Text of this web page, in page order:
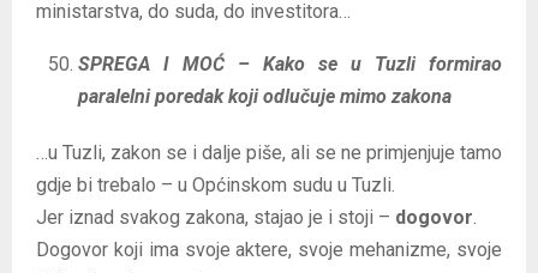
ministarstva, do suda, do investitora…
SPREGA I MOĆ – Kako se u Tuzli formirao
paralelni poredak koji odlučuje mimo zakona
…u Tuzli, zakon se i dalje piše, ali se ne primjenjuje tamo
gdje bi trebalo – u Općinskom sudu u Tuzli.
Jer iznad svakog zakona, stajao je i stoji – dogovor
Dogovor koji ima svoje aktere, svoje mehanizme, svoje